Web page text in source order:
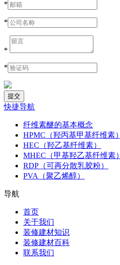
*
*
*
*
快捷导航
纤维素醚的基本概念
HPMC（羟丙基甲基纤维素）
HEC（羟乙基纤维素）
MHEC（甲基羟乙基纤维素）
RDP（可再分散乳胶粉）
PVA（聚乙烯醇）
导航
首页
关于我们
装修建材知识
装修建材百科
联系我们